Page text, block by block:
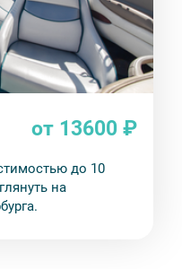
от 13600 ₽
до 10
на